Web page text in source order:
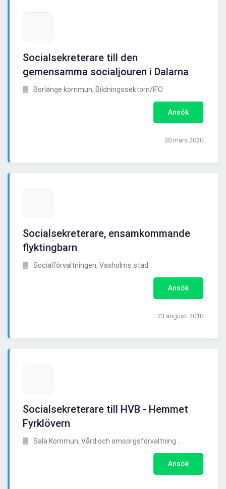
Socialsekreterare till den
gemensamma socialjouren i Dalarna
Borlänge kommun, Bildningssektorn/IFO
Ansök
30 mars 2020
Socialsekreterare, ensamkommande
flyktingbarn
Socialförvaltningen, Vaxholms stad
Ansök
23 augusti 2010
Socialsekreterare till HVB - Hemmet
Fyrklövern
Sala Kommun, Vård och omsorgsförvaltning ..
Ansök